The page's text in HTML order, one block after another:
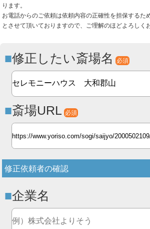
ります。
お電話からのご依頼は依頼内容の正確性を担保するた
とさせて頂いておりますので、ご理解のほどよろしく
修正したい斎場名 必須
斎場URL 必須
修正依頼者の確認
企業名